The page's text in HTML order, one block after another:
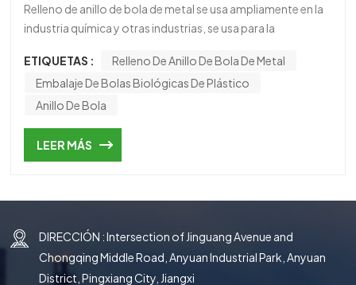
Relleno de anillo de bola de metal se usa ampliamente en la
industria química y otras industrias, se usa para la
anillo Lacey, la pared del anillo tiene dos filas de ventanas
con lengüeta extendida, cada ventana tiene cinco
lengüetas, este tipo de disposición mejora la distribución
anillo. En la técnica anterior, la fabricación de anillos de
bolas de acero inoxidable requiere tres procesos, a saber,
dos juegos de matrices, lo que afecta la eficiencia de la
manera racional.La invención de un nuevo proceso de
fabricación de un anillo de bolas tiene como objetivo suplir
las deficiencias de la tecnología existente y proporciona un
ETIQUETAS :
Relleno De Anillo De Bola De Metal
Embalaje De Bolas Biológicas De Plástico
Anillo De Bola
LEER MÁS
DIRECCIÓN : Intersection of Jinguang Avenue and
Chongqing Middle Road, Anyuan Industrial Park, Anyuan
District, Pingxiang City, Jiangxi